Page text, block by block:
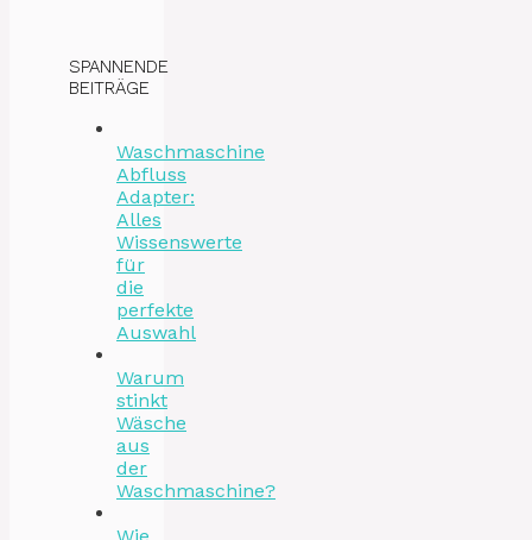
SPANNENDE
BEITRÄGE
Waschmaschine
Abfluss
Adapter:
Alles
Wissenswerte
für
die
perfekte
Auswahl
Warum
stinkt
Wäsche
aus
der
Waschmaschine?